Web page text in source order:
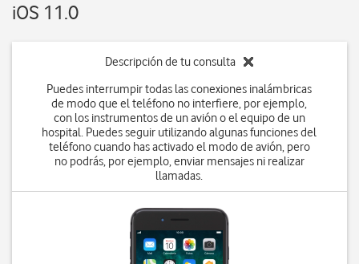
iOS 11.0
Descripción de tu consulta
Puedes interrumpir todas las conexiones inalámbricas
de modo que el teléfono no interfiere, por ejemplo,
con los instrumentos de un avión o el equipo de un
hospital. Puedes seguir utilizando algunas funciones del
teléfono cuando has activado el modo de avión, pero
no podrás, por ejemplo, enviar mensajes ni realizar
llamadas.